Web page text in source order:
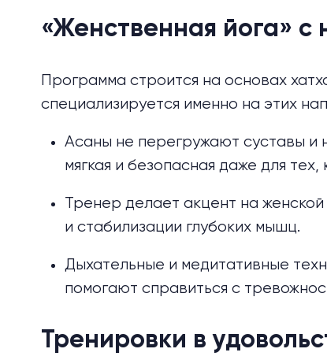
«Женственная йога» с
Программа строится на основах
специализируется именно на этих
Асаны не перегружают суставы и
мягкая и безопасная даже для
Тренер делает акцент на
и стабилизации глубоких мышц.
Дыхательные и медитативные
помогают справиться с
Тренировки в